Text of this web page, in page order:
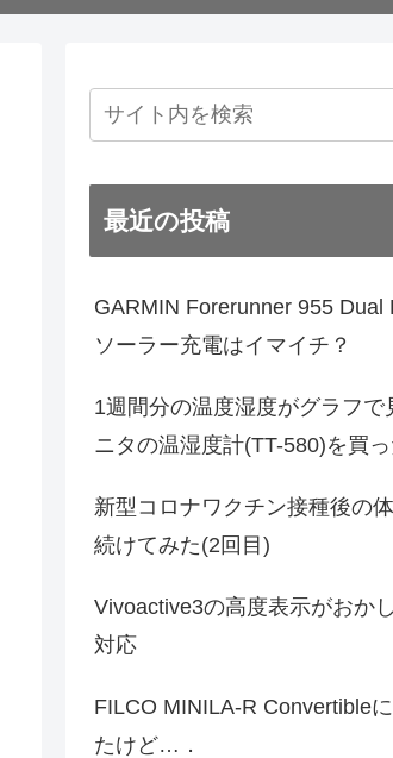
最近の投稿
GARMIN Forerunner 955 Dual
ソーラー充電はイマイチ？
1週間分の温度湿度がグラフで
ニタの温湿度計(TT-580)を買っ
新型コロナワクチン接種後の
続けてみた(2回目)
Vivoactive3の高度表示がおか
対応
FILCO MINILA-R Convertible
たけど…．